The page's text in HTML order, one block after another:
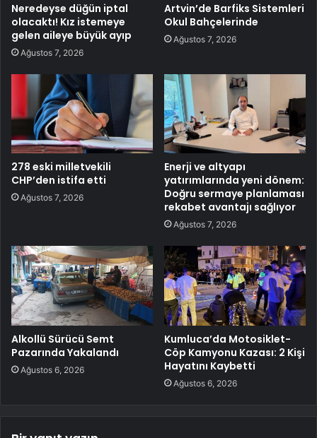
Neredeyse düğün iptal
olacaktı! Kız istemeye
gelen aileye büyük ayıp
Ağustos 7, 2026
Artvin’de Barfiks Sistemleri
Okul Bahçelerinde
Ağustos 7, 2026
278 eski milletvekili
CHP’den istifa etti
Ağustos 7, 2026
Enerji ve altyapı
yatırımlarında yeni dönem:
Doğru sermaye planlaması
rekabet avantajı sağlıyor
Ağustos 7, 2026
Alkollü Sürücü Semt
Pazarında Yakalandı
Ağustos 6, 2026
Kumluca’da Motosiklet-
Cöp Kamyonu Kazası: 2 Kişi
Hayatını Kaybetti
Ağustos 6, 2026